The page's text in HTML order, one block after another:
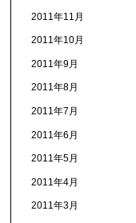
2011年11月
2011年10月
2011年9月
2011年8月
2011年7月
2011年6月
2011年5月
2011年4月
2011年3月